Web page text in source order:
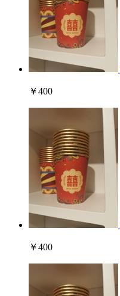
￥400
￥400